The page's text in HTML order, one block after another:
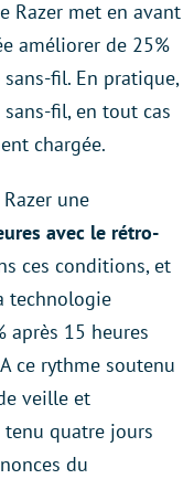
Razer met en avant
améliorer de 25%
fil. En pratique,
fil, en tout cas
chargée.
une
avec le rétro-
ces conditions, et
technologie
après 15 heures
ce rythme soutenu
veille et
tenu quatre jours
du